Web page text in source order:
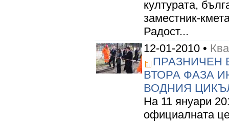
културата,
заместник-
Радост...
12-01-2010 •
ПРАЗНИЧЕН
ВТОРА ФАЗА
ВОДНИЯ
На 11 януари
официалната